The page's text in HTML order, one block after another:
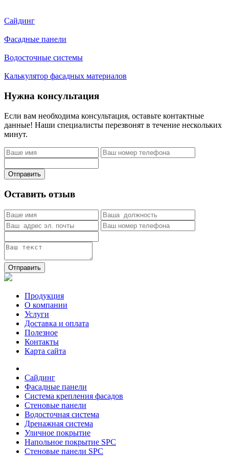
Сайдинг
Фасадные панели
Водосточные системы
Калькулятор фасадных материалов
Нужна консультация
Если вам необходима консультация, оставьте контактные
данные! Наши специалисты перезвонят в течение нескольких
минут.
Отправить
Оставить отзыв
Отправить
Продукция
О компании
Услуги
Доставка и оплата
Полезное
Контакты
Карта сайта
Сайдинг
Фасадные панели
Система крепления фасадов
Стеновые панели
Водосточная система
Дренажная система
Уличное покрытие
Напольное покрытие SPC
Стеновые панели SPC